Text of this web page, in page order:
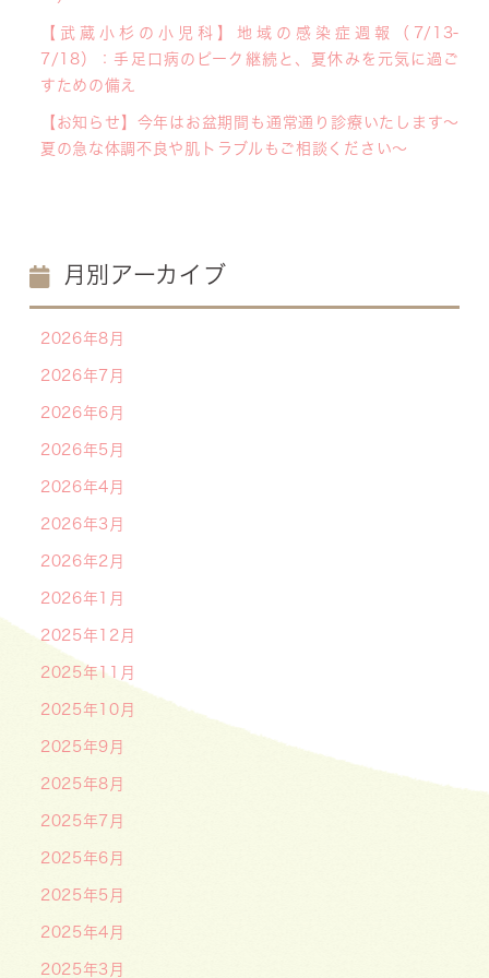
【武蔵小杉の小児科】地域の感染症週報（7/13-
7/18）：手足口病のピーク継続と、夏休みを元気に過ご
すための備え
【お知らせ】今年はお盆期間も通常通り診療いたします〜
夏の急な体調不良や肌トラブルもご相談ください〜
月別アーカイブ
2026年8月
2026年7月
2026年6月
2026年5月
2026年4月
2026年3月
2026年2月
2026年1月
2025年12月
2025年11月
2025年10月
2025年9月
2025年8月
2025年7月
2025年6月
2025年5月
2025年4月
2025年3月